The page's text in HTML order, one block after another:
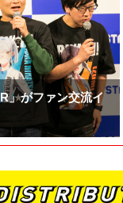
」がファン交流イ